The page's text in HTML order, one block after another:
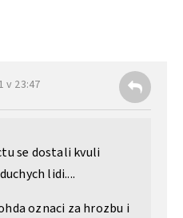
v 23:47
se dostali kvuli
lidi....
oznaci za hrozbu i